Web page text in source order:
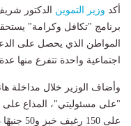
أكد وزير التموين
برنامج "تكافل وكرامة"
المواطن الذي يحصل على
اجتماعية واحدة تتفرع منها
وأضاف الوزير خلال مداخلة
"على مسئوليتي"، المذاع على